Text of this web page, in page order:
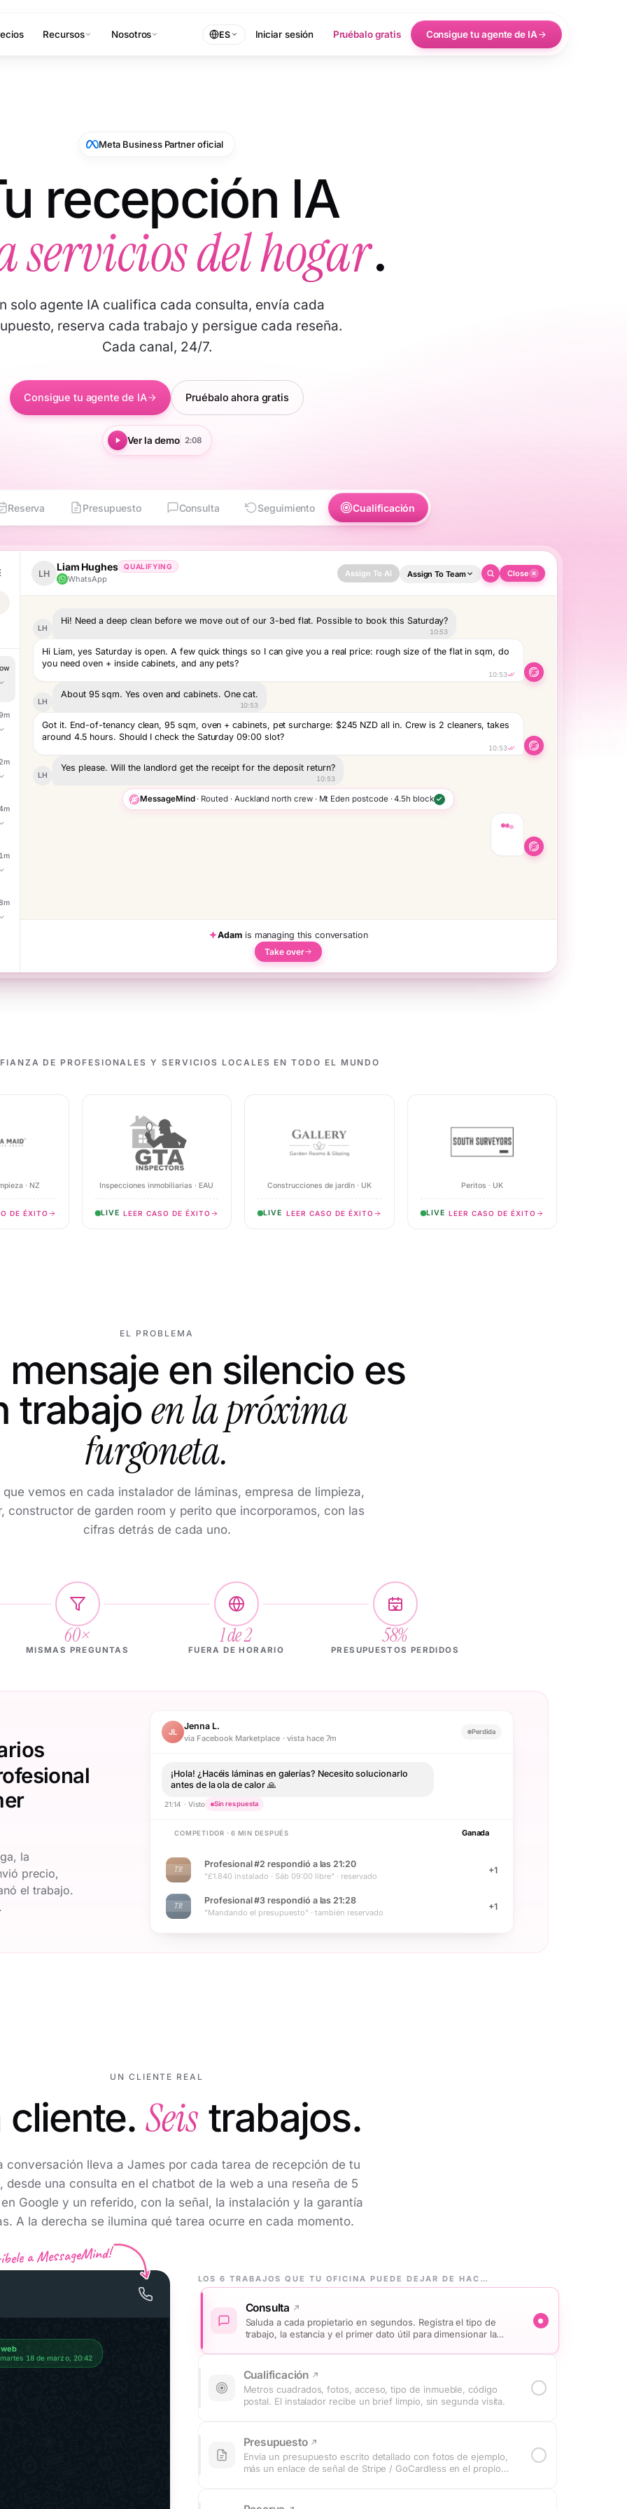
Recursos Nosotros ES Iniciar sesión Pruébalo gratis Consigue tu agente de IA
Meta Business Partner oficial
recepción IA
servicios del hogar.
solo agente IA cualifica cada consulta, envía cada
reserva cada trabajo y persigue cada reseña.
Cada canal, 24/7.
Consigue tu agente de IA Pruébalo ahora gratis
Ver la demo 2:08
Reserva Presupuesto Consulta Seguimiento Cualificación
3d
1d
4d
2d
LH
Liam Hughes QUALIFYING
WhatsApp
Assign To AI Assign To Team Close
LH
Hi! Need a deep clean before we move out of our 3-bed flat. Possible to book this Saturday?
10:53
Hi Liam, yes Saturday is open. A few quick things so I can give you a real price: rough size of the flat in sqm, do
you need oven + inside cabinets, and any pets?
10:53
LH
About 95 sqm. Yes oven and cabinets. One cat.
10:53
Got it. End-of-tenancy clean, 95 sqm, oven + cabinets, pet surcharge: $245 NZD all in. Crew is 2 cleaners, takes
around 4.5 hours. Should I check the Saturday 09:00 slot?
10:53
LH
Yes please. Will the landlord get the receipt for the deposit return?
10:53
MessageMind· Routed · Auckland north crew · Mt Eden postcode · 4.5h block
Adamis managing this conversation
Take over
DE PROFESIONALES Y SERVICIOS LOCALES EN TODO EL MUNDO
· NZ
DE ÉXITO
Inspecciones inmobiliarias · EAU
LIVE LEER CASO DE ÉXITO
Construcciones de jardín · UK
LIVE LEER CASO DE ÉXITO
Peritos · UK
LIVE LEER CASO DE ÉXITO
EL PROBLEMA
mensaje en silencio es
trabajoen la próxima
furgoneta.
que vemos en cada instalador de láminas, empresa de limpieza,
constructor de garden room y perito que incorporamos, con las
cifras detrás de cada uno.
60×
MISMAS PREGUNTAS
1 de 2
FUERA DE HORARIO
58%
PRESUPUESTOS PERDIDOS
la
precio,
el trabajo.
JL
Jenna L.
via Facebook Marketplace · vista hace 7m
Perdida
¡Hola! ¿Hacéis láminas en galerías? Necesito solucionarlo
antes de la ola de calor 🙏
21:14 · Visto Sin respuesta
COMPETIDOR · 6 MIN DESPUÉS Ganada
TR
Profesional #2 respondió a las 21:20
"£1.840 instalado · Sáb 09:00 libre" · reservado
+1
TR
Profesional #3 respondió a las 21:28
"Mandando el presupuesto" · también reservado
+1
UN CLIENTE REAL
cliente. Seis trabajos.
conversación lleva a James por cada tarea de recepción de tu
desde una consulta en el chatbot de la web a una reseña de 5
Google y un referido, con la señal, la instalación y la garantía
A la derecha se ilumina qué tarea ocurre en cada momento.
a MessageMind!
18 de marzo, 20:42
LOS 6 TRABAJOS QUE TU OFICINA PUEDE DEJAR DE HACER A MANO
Consulta
Saluda a cada propietario en segundos. Registra el tipo de
trabajo, la estancia y el primer dato útil para dimensionar la
Cualificación
Metros cuadrados, fotos, acceso, tipo de inmueble, código
postal. El instalador recibe un brief limpio, sin segunda visita.
Presupuesto
Envía un presupuesto escrito detallado con fotos de ejemplo,
más un enlace de señal de Stripe / GoCardless en el propio